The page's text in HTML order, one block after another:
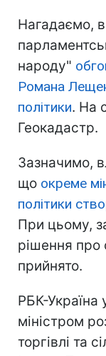
Нагадаємо,
народу"
Романа
політики. На
Геокадастр.
Зазначимо,
що окреме
політики
При цьому,
рішення про
прийнято.
РБК-Україна
міністром
торгівлі та